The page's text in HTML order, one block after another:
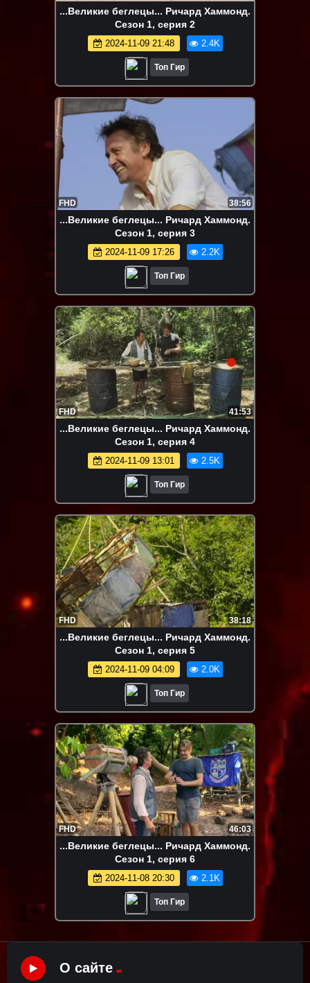
...Великие беглецы... Ричард Хаммонд.
Сезон 1, серия 2
2024-11-09 21:48 2.4K
Топ Гир
FHD 38:56
...Великие беглецы... Ричард Хаммонд.
Сезон 1, серия 3
2024-11-09 17:26 2.2K
Топ Гир
FHD 41:53
...Великие беглецы... Ричард Хаммонд.
Сезон 1, серия 4
2024-11-09 13:01 2.5K
Топ Гир
FHD 38:18
...Великие беглецы... Ричард Хаммонд.
Сезон 1, серия 5
2024-11-09 04:09 2.0K
Топ Гир
FHD 46:03
...Великие беглецы... Ричард Хаммонд.
Сезон 1, серия 6
2024-11-08 20:30 2.1K
Топ Гир
О сайте